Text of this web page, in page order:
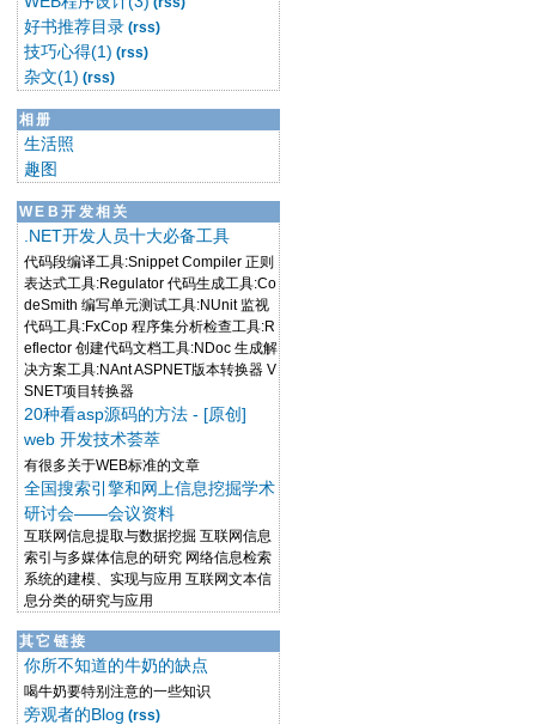
好书推荐目录 (rss)
技巧心得(1) (rss)
杂文(1) (rss)
相册
生活照
趣图
WEB开发相关
.NET开发人员十大必备工具
代码段编译工具:Snippet Compiler 正则
表达式工具:Regulator 代码生成工具:Co
deSmith 编写单元测试工具:NUnit 监视
代码工具:FxCop 程序集分析检查工具:R
eflector 创建代码文档工具:NDoc 生成解
决方案工具:NAnt ASPNET版本转换器 V
SNET项目转换器
20种看asp源码的方法 - [原创]
web 开发技术荟萃
有很多关于WEB标准的文章
全国搜索引擎和网上信息挖掘学术
研讨会——会议资料
互联网信息提取与数据挖掘 互联网信息
索引与多媒体信息的研究 网络信息检索
系统的建模、实现与应用 互联网文本信
息分类的研究与应用
其它链接
你所不知道的牛奶的缺点
喝牛奶要特别注意的一些知识
旁观者的Blog (rss)